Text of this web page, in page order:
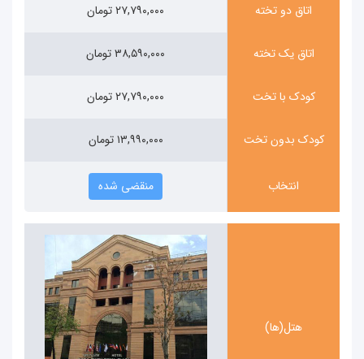
اتاق دو تخته ۲۷,۷۹۰,۰۰۰ تومان
اتاق یک تخته ۳۸,۵۹۰,۰۰۰ تومان
کودک با تخت ۲۷,۷۹۰,۰۰۰ تومان
کودک بدون تخت ۱۳,۹۹۰,۰۰۰ تومان
انتخاب منقضی شده
هتل(ها)